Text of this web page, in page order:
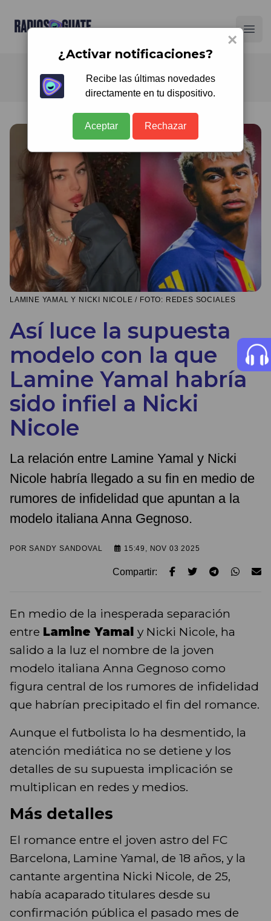
Radios Guate
LAMINE YAMAL Y NICKI NICOLE / FOTO: REDES SOCIALES
Así luce la supuesta
modelo con la que
Lamine Yamal habría
sido infiel a Nicki
Nicole
La relación entre Lamine Yamal y Nicki
Nicole habría llegado a su fin en medio de
rumores de infidelidad que apuntan a la
modelo italiana Anna Gegnoso.
PORSANDY SANDOVAL 15:49, NOV 03 2025
Compartir:
En medio de la inesperada separación
entre Lamine Yamal y Nicki Nicole, ha
salido a la luz el nombre de la joven
modelo italiana Anna Gegnoso como
figura central de los rumores de infidelidad
que habrían precipitado el fin del romance.
Aunque el futbolista lo ha desmentido, la
atención mediática no se detiene y los
detalles de su supuesta implicación se
multiplican en redes y medios.
Más detalles
El romance entre el joven astro del FC
Barcelona, Lamine Yamal, de 18 años, y la
cantante argentina Nicki Nicole, de 25,
había acaparado titulares desde su
confirmación pública el pasado mes de
×
¿Activar notificaciones?
Recibe las últimas novedades
directamente en tu dispositivo.
Aceptar Rechazar